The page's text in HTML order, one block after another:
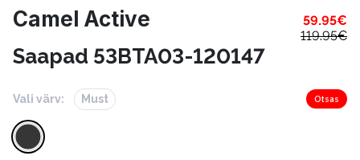
Camel Active 59.95€
119.95€
Saapad 53BTA03-120147
Vali värv: Must Otsas